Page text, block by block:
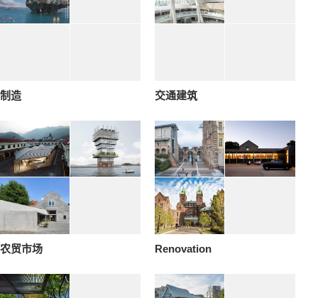
制造 交通建筑
农贸市场 Renovation